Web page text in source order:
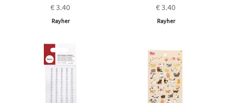
€ 3.40
Rayher
€ 3.40
Rayher